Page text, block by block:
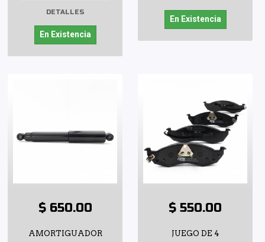
DETALLES
En Existencia
En Existencia
$ 650.00
AMORTIGUADOR
$ 550.00
JUEGO DE 4